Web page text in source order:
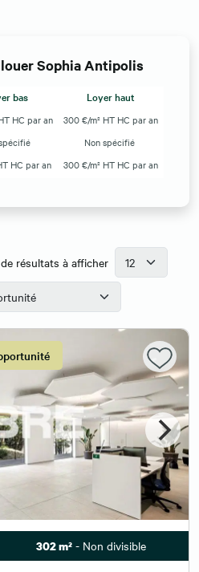
Sophia Antipolis
bas Loyer haut
HC par an
300 €/m² HT HC par an
Non spécifié
HC par an 300 €/m² HT HC par an
résultats à afficher
302 m² - Non divisible